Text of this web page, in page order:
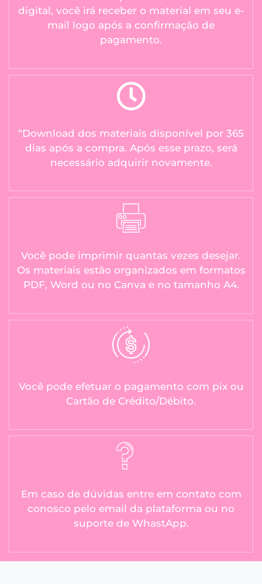
digital, você irá receber o material em seu e-
mail logo após a confirmação de
pagamento.
“Download dos materiais disponível por 365
dias após a compra. Após esse prazo, será
necessário adquirir novamente.
Você pode imprimir quantas vezes desejar.
Os materiais estão organizados em formatos
PDF, Word ou no Canva e no tamanho A4.
Você pode efetuar o pagamento com pix ou
Cartão de Crédito/Débito.
Em caso de dúvidas entre em contato com
conosco pelo email da plataforma ou no
suporte de WhastApp.